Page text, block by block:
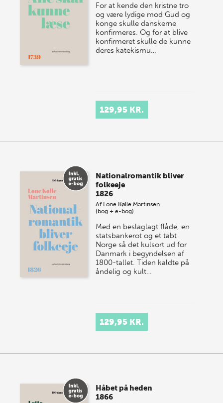
For at kende den kristne tro
og være lydige mod Gud og
konge skulle danskerne
konfirmeres. Og for at blive
konfirmeret skulle de kunne
deres katekismu…
129,95 KR.
Nationalromantik bliver
folkeeje
1826
Af Lone Kølle Martinsen
(bog + e-bog)
Med en beslaglagt flåde, en
statsbankerot og et tabt
Norge så det kulsort ud for
Danmark i begyndelsen af
1800-tallet. Tiden kaldte på
åndelig og kult…
129,95 KR.
Håbet på heden
1866